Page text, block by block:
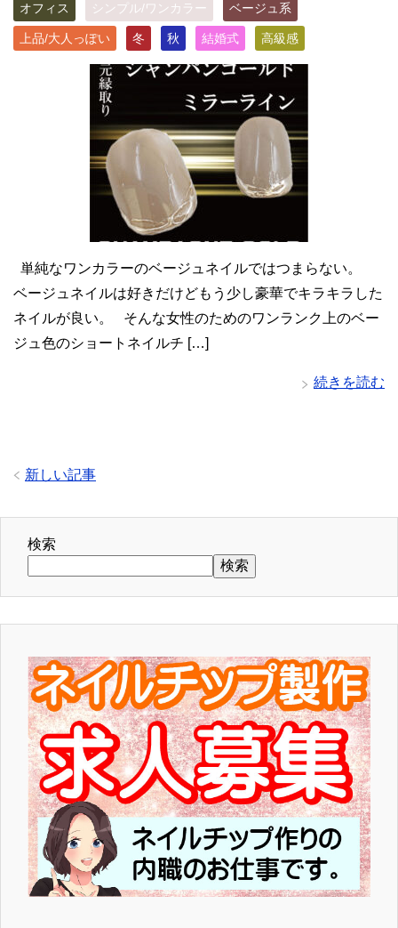
オフィス シンプル/ワンカラー ベージュ系
上品/大人っぽい 冬 秋 結婚式 高級感
単純なワンカラーのベージュネイルではつまらない。
ベージュネイルは好きだけどもう少し豪華でキラキラした
ネイルが良い。 そんな女性のためのワンランク上のベー
ジュ色のショートネイルチ […]
続きを読む
新しい記事
検索
検索